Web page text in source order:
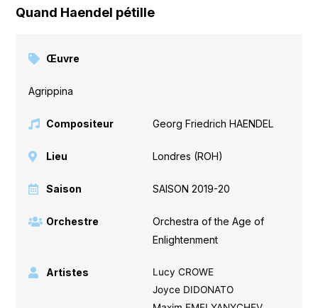
Quand Haendel pétille
Œuvre
Agrippina
Compositeur Georg Friedrich HAENDEL
Lieu Londres (ROH)
Saison SAISON 2019-20
Orchestre
Orchestra of the Age of
Enlightenment
Artistes
Lucy CROWE
Joyce DIDONATO